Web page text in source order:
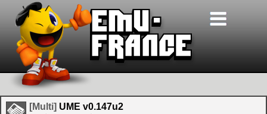
[Multi] UME v0.147u2